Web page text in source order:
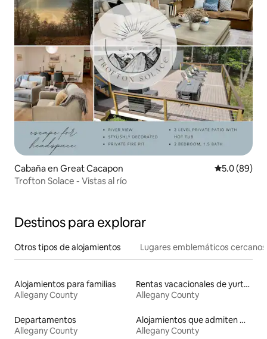
Cabaña en Great Cacapon Calificación
5.0 (89)
Trofton Solace - Vistas al río
Destinos para explorar
Otros tipos de alojamientos Lugares emblemáticos cercanos
Alojamientos para familias
Allegany County
Rentas vacacionales de yurtas con jacuzzi
Allegany County
Departamentos
Allegany County
Alojamientos que admiten mascotas
Allegany County